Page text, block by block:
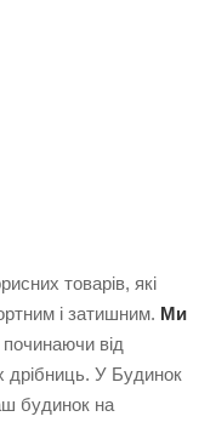
товарів, які
і затишним. Ми
починаючи від
дрібниць. У Будинок
будинок на